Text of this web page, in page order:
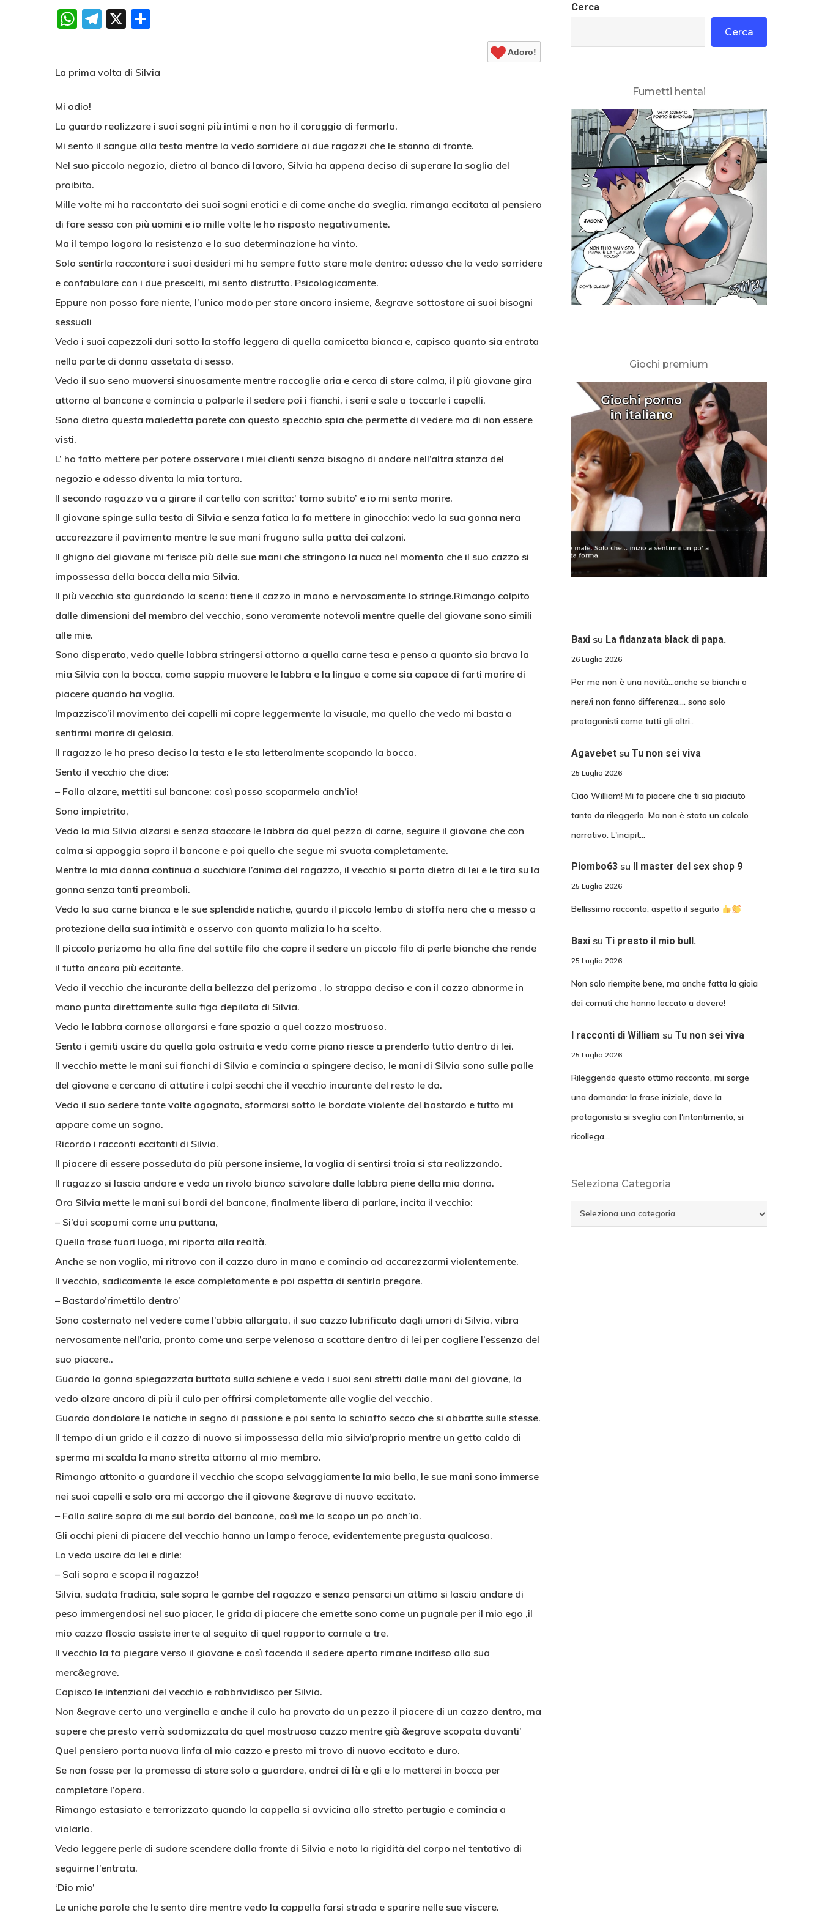
WhatsApp
Telegram
X
Adoro!
La prima volta di Silvia
Mi odio!
La guardo realizzare i suoi sogni più intimi e non ho il coraggio di fermarla.
Mi sento il sangue alla testa mentre la vedo sorridere ai due ragazzi che le stanno di fronte.
Nel suo piccolo negozio, dietro al banco di lavoro, Silvia ha appena deciso di superare la soglia del
proibito.
Mille volte mi ha raccontato dei suoi sogni erotici e di come anche da sveglia. rimanga eccitata al pensiero
di fare sesso con più uomini e io mille volte le ho risposto negativamente.
Ma il tempo logora la resistenza e la sua determinazione ha vinto.
Solo sentirla raccontare i suoi desideri mi ha sempre fatto stare male dentro: adesso che la vedo sorridere
e confabulare con i due prescelti, mi sento distrutto. Psicologicamente.
Eppure non posso fare niente, l’unico modo per stare ancora insieme, &egrave sottostare ai suoi bisogni
sessuali
Vedo i suoi capezzoli duri sotto la stoffa leggera di quella camicetta bianca e, capisco quanto sia entrata
nella parte di donna assetata di sesso.
Vedo il suo seno muoversi sinuosamente mentre raccoglie aria e cerca di stare calma, il più giovane gira
attorno al bancone e comincia a palparle il sedere poi i fianchi, i seni e sale a toccarle i capelli.
Sono dietro questa maledetta parete con questo specchio spia che permette di vedere ma di non essere
visti.
L’ ho fatto mettere per potere osservare i miei clienti senza bisogno di andare nell’altra stanza del
negozio e adesso diventa la mia tortura.
Il secondo ragazzo va a girare il cartello con scritto:’ torno subito’ e io mi sento morire.
Il giovane spinge sulla testa di Silvia e senza fatica la fa mettere in ginocchio: vedo la sua gonna nera
accarezzare il pavimento mentre le sue mani frugano sulla patta dei calzoni.
Il ghigno del giovane mi ferisce più delle sue mani che stringono la nuca nel momento che il suo cazzo si
impossessa della bocca della mia Silvia.
Il più vecchio sta guardando la scena: tiene il cazzo in mano e nervosamente lo stringe.Rimango colpito
dalle dimensioni del membro del vecchio, sono veramente notevoli mentre quelle del giovane sono simili
alle mie.
Sono disperato, vedo quelle labbra stringersi attorno a quella carne tesa e penso a quanto sia brava la
mia Silvia con la bocca, coma sappia muovere le labbra e la lingua e come sia capace di farti morire di
piacere quando ha voglia.
Impazzisco’il movimento dei capelli mi copre leggermente la visuale, ma quello che vedo mi basta a
sentirmi morire di gelosia.
Il ragazzo le ha preso deciso la testa e le sta letteralmente scopando la bocca.
Sento il vecchio che dice:
– Falla alzare, mettiti sul bancone: così posso scoparmela anch’io!
Sono impietrito,
Vedo la mia Silvia alzarsi e senza staccare le labbra da quel pezzo di carne, seguire il giovane che con
calma si appoggia sopra il bancone e poi quello che segue mi svuota completamente.
Mentre la mia donna continua a succhiare l’anima del ragazzo, il vecchio si porta dietro di lei e le tira su la
gonna senza tanti preamboli.
Vedo la sua carne bianca e le sue splendide natiche, guardo il piccolo lembo di stoffa nera che a messo a
protezione della sua intimità e osservo con quanta malizia lo ha scelto.
Il piccolo perizoma ha alla fine del sottile filo che copre il sedere un piccolo filo di perle bianche che rende
il tutto ancora più eccitante.
Vedo il vecchio che incurante della bellezza del perizoma , lo strappa deciso e con il cazzo abnorme in
mano punta direttamente sulla figa depilata di Silvia.
Vedo le labbra carnose allargarsi e fare spazio a quel cazzo mostruoso.
Sento i gemiti uscire da quella gola ostruita e vedo come piano riesce a prenderlo tutto dentro di lei.
Il vecchio mette le mani sui fianchi di Silvia e comincia a spingere deciso, le mani di Silvia sono sulle palle
del giovane e cercano di attutire i colpi secchi che il vecchio incurante del resto le da.
Vedo il suo sedere tante volte agognato, sformarsi sotto le bordate violente del bastardo e tutto mi
appare come un sogno.
Ricordo i racconti eccitanti di Silvia.
Il piacere di essere posseduta da più persone insieme, la voglia di sentirsi troia si sta realizzando.
Il ragazzo si lascia andare e vedo un rivolo bianco scivolare dalle labbra piene della mia donna.
Ora Silvia mette le mani sui bordi del bancone, finalmente libera di parlare, incita il vecchio:
– Si’dai scopami come una puttana,
Quella frase fuori luogo, mi riporta alla realtà.
Anche se non voglio, mi ritrovo con il cazzo duro in mano e comincio ad accarezzarmi violentemente.
Il vecchio, sadicamente le esce completamente e poi aspetta di sentirla pregare.
– Bastardo’rimettilo dentro’
Sono costernato nel vedere come l’abbia allargata, il suo cazzo lubrificato dagli umori di Silvia, vibra
nervosamente nell’aria, pronto come una serpe velenosa a scattare dentro di lei per cogliere l’essenza del
suo piacere..
Guardo la gonna spiegazzata buttata sulla schiene e vedo i suoi seni stretti dalle mani del giovane, la
vedo alzare ancora di più il culo per offrirsi completamente alle voglie del vecchio.
Guardo dondolare le natiche in segno di passione e poi sento lo schiaffo secco che si abbatte sulle stesse.
Il tempo di un grido e il cazzo di nuovo si impossessa della mia silvia’proprio mentre un getto caldo di
sperma mi scalda la mano stretta attorno al mio membro.
Rimango attonito a guardare il vecchio che scopa selvaggiamente la mia bella, le sue mani sono immerse
nei suoi capelli e solo ora mi accorgo che il giovane &egrave di nuovo eccitato.
– Falla salire sopra di me sul bordo del bancone, così me la scopo un po anch’io.
Gli occhi pieni di piacere del vecchio hanno un lampo feroce, evidentemente pregusta qualcosa.
Lo vedo uscire da lei e dirle:
– Sali sopra e scopa il ragazzo!
Silvia, sudata fradicia, sale sopra le gambe del ragazzo e senza pensarci un attimo si lascia andare di
peso immergendosi nel suo piacer, le grida di piacere che emette sono come un pugnale per il mio ego ,il
mio cazzo floscio assiste inerte al seguito di quel rapporto carnale a tre.
Il vecchio la fa piegare verso il giovane e così facendo il sedere aperto rimane indifeso alla sua
merc&egrave.
Capisco le intenzioni del vecchio e rabbrividisco per Silvia.
Non &egrave certo una verginella e anche il culo ha provato da un pezzo il piacere di un cazzo dentro, ma
sapere che presto verrà sodomizzata da quel mostruoso cazzo mentre già &egrave scopata davanti’
Quel pensiero porta nuova linfa al mio cazzo e presto mi trovo di nuovo eccitato e duro.
Se non fosse per la promessa di stare solo a guardare, andrei di là e gli e lo metterei in bocca per
completare l’opera.
Rimango estasiato e terrorizzato quando la cappella si avvicina allo stretto pertugio e comincia a
violarlo.
Vedo leggere perle di sudore scendere dalla fronte di Silvia e noto la rigidità del corpo nel tentativo di
seguirne l’entrata.
‘Dio mio’
Le uniche parole che le sento dire mentre vedo la cappella farsi strada e sparire nelle sue viscere.
Cerca
Cerca
Fumetti hentai
Giochi premium
Baxisu La fidanzata black di papa.
26 Luglio 2026
Per me non è una novità...anche se bianchi o
nere/i non fanno differenza.... sono solo
protagonisti come tutti gli altri..
Agavebetsu Tu non sei viva
25 Luglio 2026
Ciao William! Mi fa piacere che ti sia piaciuto
tanto da rileggerlo. Ma non è stato un calcolo
narrativo. L'incipit…
Piombo63su Il master del sex shop 9
25 Luglio 2026
Bellissimo racconto, aspetto il seguito
Baxisu Ti presto il mio bull.
25 Luglio 2026
Non solo riempite bene, ma anche fatta la gioia
dei cornuti che hanno leccato a dovere!
I racconti di William su Tu non sei viva
25 Luglio 2026
Rileggendo questo ottimo racconto, mi sorge
una domanda: la frase iniziale, dove la
protagonista si sveglia con l'intontimento, si
ricollega…
Seleziona Categoria
Seleziona
Categoria